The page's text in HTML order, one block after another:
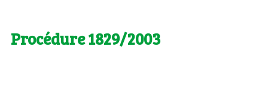
Procédure 1829/2003